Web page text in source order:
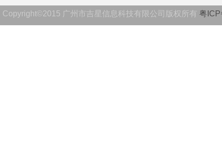
Copyright©2015 广州市吉星信息科技有限公司版权所有 粤